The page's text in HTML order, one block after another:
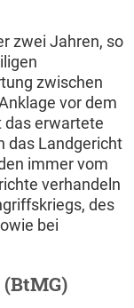
zwei Jahren, so
zwischen
vor dem
das erwartete
das Landgericht
immer vom
verhandeln
des
bei